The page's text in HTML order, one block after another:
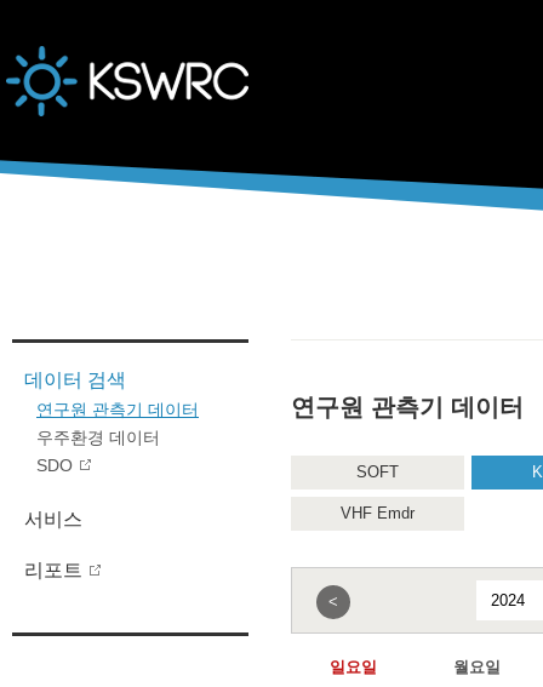
데이터 검색
연구원 관측기 데이터
우주환경 데이터
SDO
서비스
리포트
연구원 관측기 데이터
SOFT
VHF Emdr
<
일요일 월요일